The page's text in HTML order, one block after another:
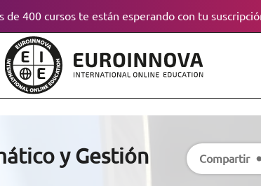
de 400 cursos te están esperando con tu
y Gestión
Compartir